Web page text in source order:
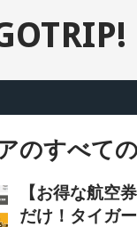
のすべて
【お得な航空
だけ！タイガ